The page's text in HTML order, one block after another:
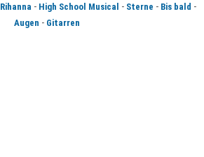
Rihanna - High School Musical - Sterne - Bis bald -
Augen - Gitarren